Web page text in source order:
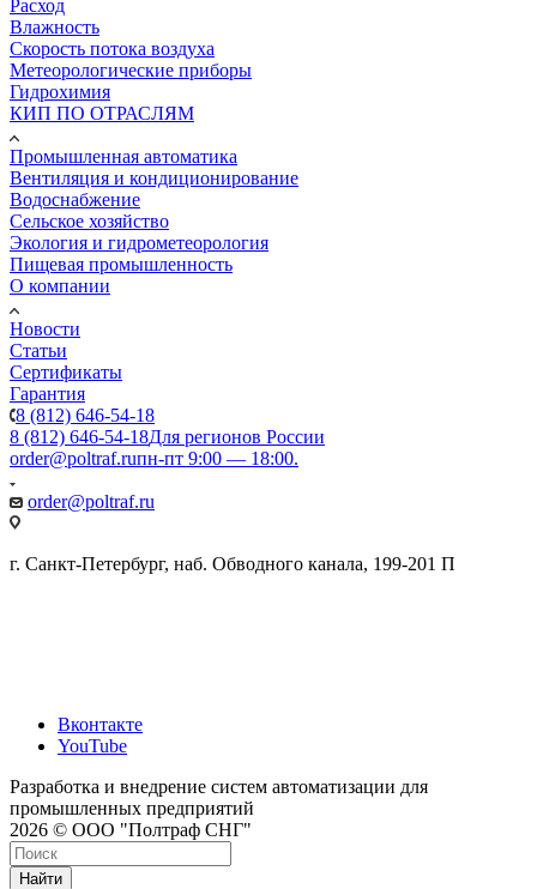
Расход
Влажность
Скорость потока воздуха
Метеорологические приборы
Гидрохимия
КИП ПО ОТРАСЛЯМ
Промышленная автоматика
Вентиляция и кондиционирование
Водоснабжение
Сельское хозяйство
Экология и гидрометеорология
Пищевая промышленность
О компании
Новости
Статьи
Сертификаты
Гарантия
8 (812) 646-54-18
8 (812) 646-54-18Для регионов России
order@poltraf.ruпн-пт 9:00 — 18:00.
order@poltraf.ru
г. Санкт-Петербург, наб. Обводного канала, 199-201 П
Вконтакте
YouTube
Разработка и внедрение систем автоматизации для
промышленных предприятий
2026 © ООО "Полтраф СНГ"
Найти